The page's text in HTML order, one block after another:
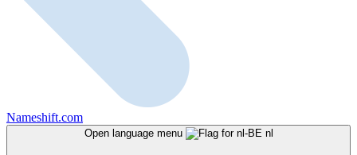
Nameshift.com
Open language menu nl